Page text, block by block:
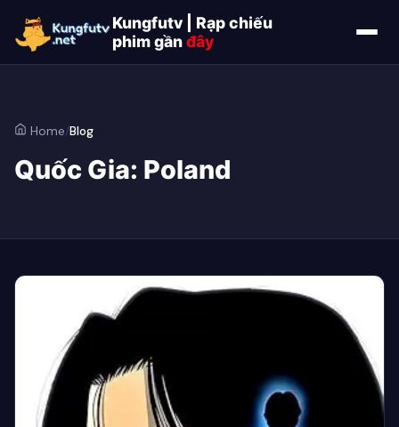
Kungfutv | Rạp chiếu
phim gầnđây
Home/Blog
Quốc Gia: Poland